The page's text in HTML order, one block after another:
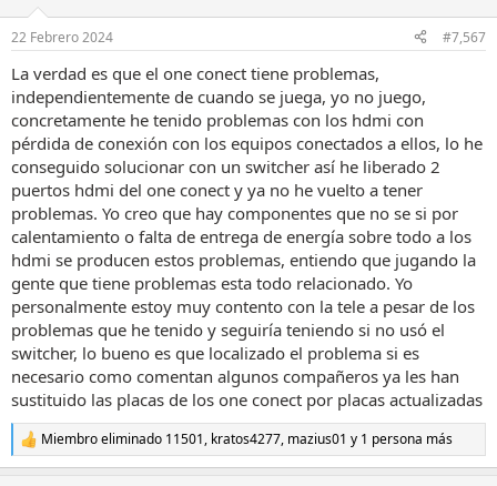
22 Febrero 2024 #7,567
La verdad es que el one conect tiene problemas,
independientemente de cuando se juega, yo no juego,
concretamente he tenido problemas con los hdmi con
pérdida de conexión con los equipos conectados a ellos, lo he
conseguido solucionar con un switcher así he liberado 2
puertos hdmi del one conect y ya no he vuelto a tener
problemas. Yo creo que hay componentes que no se si por
calentamiento o falta de entrega de energía sobre todo a los
hdmi se producen estos problemas, entiendo que jugando la
gente que tiene problemas esta todo relacionado. Yo
personalmente estoy muy contento con la tele a pesar de los
problemas que he tenido y seguiría teniendo si no usó el
switcher, lo bueno es que localizado el problema si es
necesario como comentan algunos compañeros ya les han
sustituido las placas de los one conect por placas actualizadas
R
e
Miembro eliminado 11501, kratos4277, mazius01 y 1 persona más